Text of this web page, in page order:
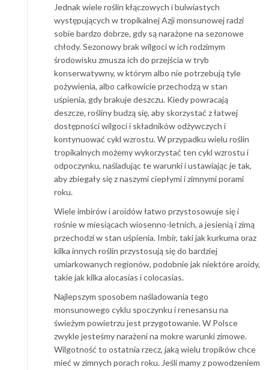
Jednak wiele roślin kłączowych i bulwiastych
występujących w tropikalnej Azji monsunowej radzi
sobie bardzo dobrze, gdy są narażone na sezonowe
chłody. Sezonowy brak wilgoci w ich rodzimym
środowisku zmusza ich do przejścia w tryb
konserwatywny, w którym albo nie potrzebują tyle
pożywienia, albo całkowicie przechodzą w stan
uśpienia, gdy brakuje deszczu. Kiedy powracają
deszcze, rośliny budzą się, aby skorzystać z łatwej
dostępności wilgoci i składników odżywczych i
kontynuować cykl wzrostu. W przypadku wielu roślin
tropikalnych możemy wykorzystać ten cykl wzrostu i
odpoczynku, naśladując te warunki i ustawiając je tak,
aby zbiegały się z naszymi ciepłymi i zimnymi porami
roku.
Wiele imbirów i aroidów łatwo przystosowuje się i
rośnie w miesiącach wiosenno-letnich, a jesienią i zimą
przechodzi w stan uśpienia. Imbir, taki jak kurkuma oraz
kilka innych roślin przystosują się do bardziej
umiarkowanych regionów, podobnie jak niektóre aroidy,
takie jak kilka alocasias i colocasias.
Najlepszym sposobem naśladowania tego
monsunowego cyklu spoczynku i renesansu na
świeżym powietrzu jest przygotowanie. W Polsce
zwykle jesteśmy narażeni na mokre warunki zimowe.
Wilgotność to ostatnia rzecz, jaką wielu tropików chce
mieć w zimnych porach roku. Jeśli mamy z powodzeniem